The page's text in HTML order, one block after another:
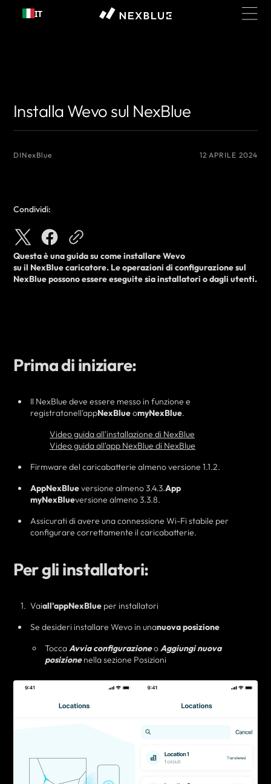
Passa al
contenuto
IT
Installa Wevo sul NexBlue
DI NexBlue 12 APRILE 2024
Condividi:
Questa è una guida su comeinstallareWevo
su il NexBluecaricatore. Le operazioni di configurazione sul
NexBlue possono essere eseguitesiainstallatori o dagli utenti.
Prima di iniziare:
Il NexBlue deve essere messo in funzione e
registratonell'appNexBlueomyNexBlue.
Video guida all'installazione di NexBlue
Video guida all'app NexBlue di NexBlue
Firmware del caricabatterie almeno versione 1.1.2.
AppNexBlueversione almeno 3.4.3.App
myNexBlueversione almeno 3.3.8.
Assicurati di avere una connessione Wi-Fi stabile per
configurare correttamente il caricabatterie.
Per gli installatori:
Vaiall'appNexBlue per installatori
Se desideri installare Wevo in unanuova posizione
ToccaAvvia configurazioneoAggiungi nuova
posizione nella sezione Posizioni